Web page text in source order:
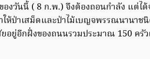
งวันนี้ ( 8 ก.พ.) จึงต้องถอนกำลัง แต่ได้จั
ป่าเสม็ดและป่าไม้เบญจพรรณนานาชนิ
อยู่อีกฝั่งของถนนรวมประมาณ 150 ครั